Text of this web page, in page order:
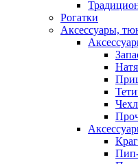
Рогатки
Аксессуары,